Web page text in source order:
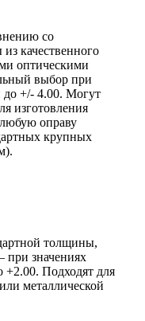
со
качественного
оптическими
выбор при
до +/- 4.00. Могут
изготовления
оправу
крупных
толщины,
при значениях
+2.00. Подходят для
металлической